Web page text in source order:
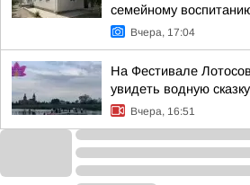
семейному
Вчера, 17:04
На Фестивале
увидеть водную сказку
Вчера, 16:51